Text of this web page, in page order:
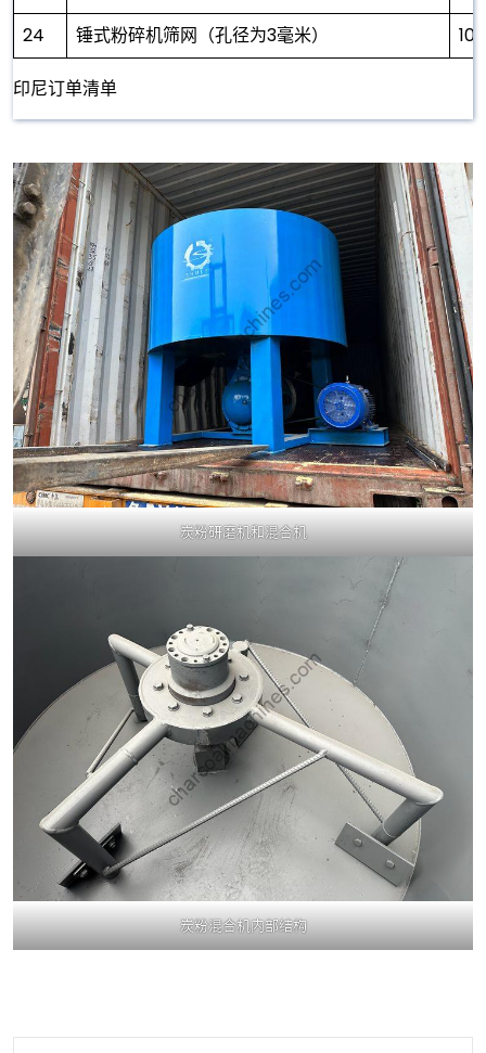
24
锤式粉碎机筛网（孔径为3毫米） 10
印尼订单清单
炭粉研磨机和混合机
炭粉混合机内部结构